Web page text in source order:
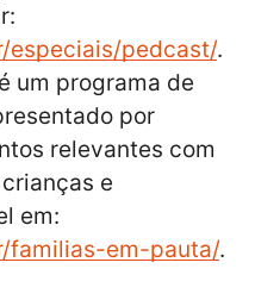
especiais/pedcast/.
um programa de
por
relevantes com
e
em:
familias-em-pauta/.